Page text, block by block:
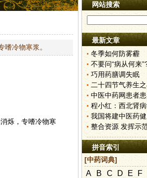
冷物寒浆。
烁，专嗜冷物寒
网站搜索
最新文章
冬季如何防雾霾
巧用药膳调失眠
二十四节气养生
中医中药网患者
程小红：西北肾病
整合资源 发挥示
拼音索引
[中药词典]
A B C D E F